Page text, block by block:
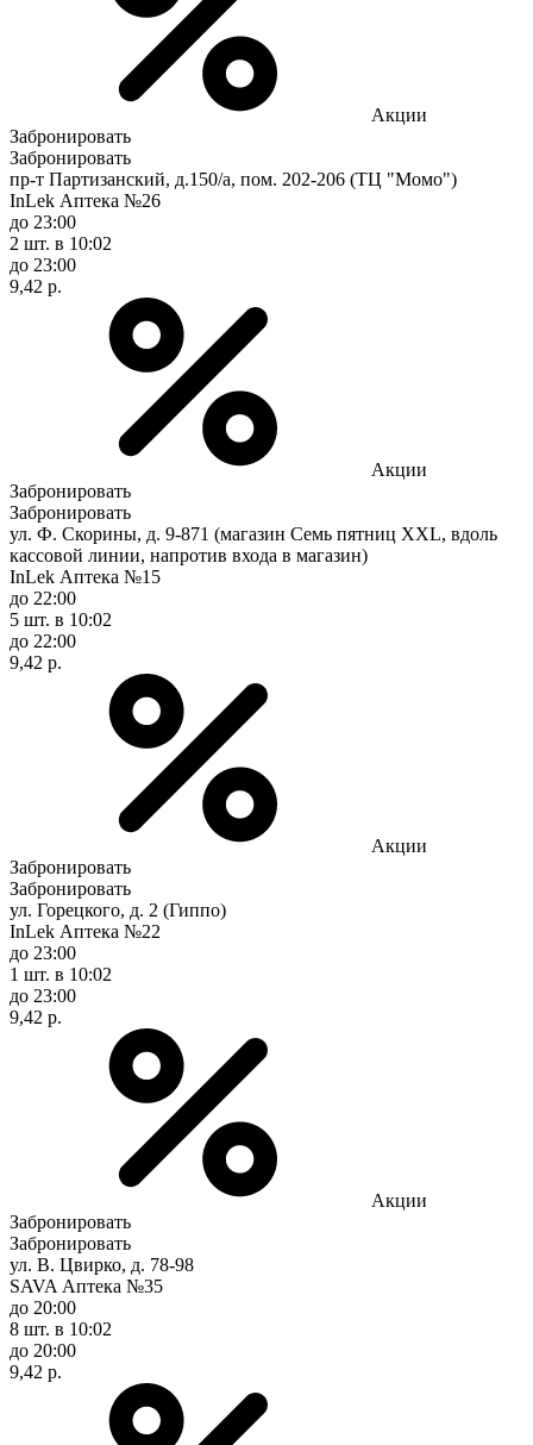
Акции
Забронировать
Забронировать
пр-т Партизанский, д.150/а, пом. 202-206 (ТЦ "Момо")
InLek Аптека №26
до 23:00
2 шт. в 10:02
до 23:00
9,42 р.
Акции
Забронировать
Забронировать
ул. Ф. Скорины, д. 9-871 (магазин Семь пятниц XXL, вдоль
кассовой линии, напротив входа в магазин)
InLek Аптека №15
до 22:00
5 шт. в 10:02
до 22:00
9,42 р.
Акции
Забронировать
Забронировать
ул. Горецкого, д. 2 (Гиппо)
InLek Аптека №22
до 23:00
1 шт. в 10:02
до 23:00
9,42 р.
Акции
Забронировать
Забронировать
ул. В. Цвирко, д. 78-98
SAVA Аптека №35
до 20:00
8 шт. в 10:02
до 20:00
9,42 р.